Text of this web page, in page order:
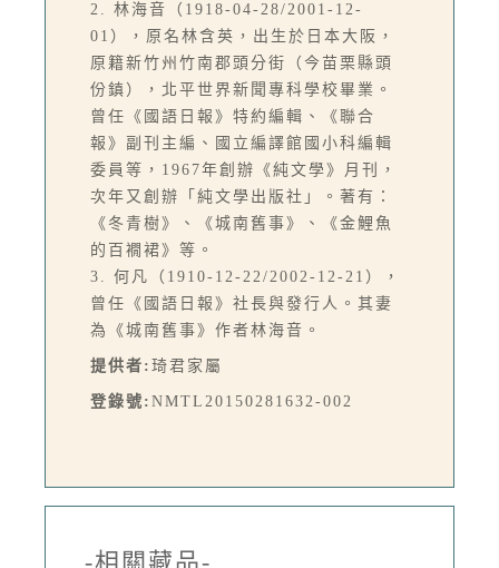
2. 林海音（1918-04-28/2001-12-
01），原名林含英，出生於日本大阪，
原籍新竹州竹南郡頭分街（今苗栗縣頭
份鎮），北平世界新聞專科學校畢業。
曾任《國語日報》特約編輯、《聯合
報》副刊主編、國立編譯館國小科編輯
委員等，1967年創辦《純文學》月刊，
次年又創辦「純文學出版社」。著有：
《冬青樹》、《城南舊事》、《金鯉魚
的百襉裙》等。
3. 何凡（1910-12-22/2002-12-21），
曾任《國語日報》社長與發行人。其妻
為《城南舊事》作者林海音。
提供者: 琦君家屬
登錄號: NMTL20150281632-002
-相關藏品-